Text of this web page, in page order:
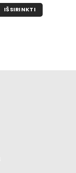
IŠSIRINKTI